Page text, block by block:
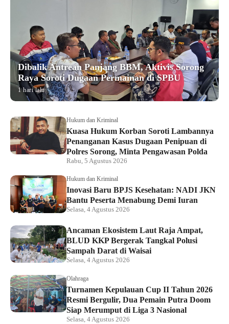
Dibalik Antrean Panjang BBM, Aktivis Sorong
Raya Soroti Dugaan Permainan di SPBU
1 hari lalu
Hukum dan Kriminal
Kuasa Hukum Korban Soroti Lambannya
Penanganan Kasus Dugaan Penipuan di
Polres Sorong, Minta Pengawasan Polda
Rabu, 5 Agustus 2026
Hukum dan Kriminal
Inovasi Baru BPJS Kesehatan: NADI JKN
Bantu Peserta Menabung Demi Iuran
Selasa, 4 Agustus 2026
Ancaman Ekosistem Laut Raja Ampat,
BLUD KKP Bergerak Tangkal Polusi
Sampah Darat di Waisai
Selasa, 4 Agustus 2026
Olahraga
Turnamen Kepulauan Cup II Tahun 2026
Resmi Bergulir, Dua Pemain Putra Doom
Siap Merumput di Liga 3 Nasional
Selasa, 4 Agustus 2026